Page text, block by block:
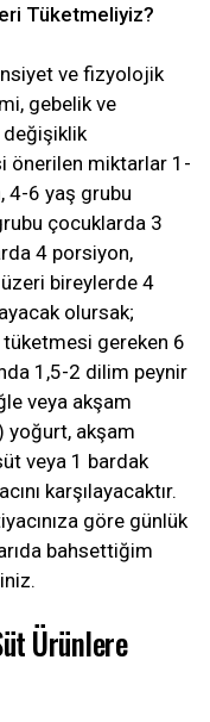
Tüketmeliyiz?
ve fizyolojik
gebelik ve
değişiklik
önerilen miktarlar 1-
4-6 yaş grubu
çocuklarda 3
4 porsiyon,
bireylerde 4
olursak;
gereken 6
1,5-2 dilim peynir
veya akşam
yoğurt, akşam
veya 1 bardak
karşılayacaktır.
göre günlük
bahsettiğim
Ürünlere